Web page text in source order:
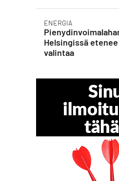
ENERGIA
Helsingissä
valintaa